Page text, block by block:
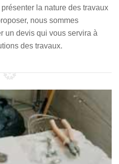
la nature des travaux
nous sommes
un devis qui vous servira à
des travaux.